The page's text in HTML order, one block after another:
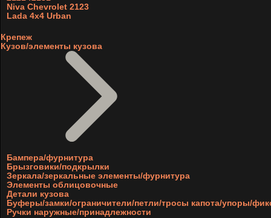
Niva Chevrolet 2123
Lada 4x4 Urban
Крепеж
Кузов/элементы кузова
Бампера/фурнитура
Брызговики/подкрылки
Зеркала/зеркальные элементы/фурнитура
Элементы облицовочные
Детали кузова
Буферы/замки/ограничители/петли/тросы капота/упоры/
Ручки наружные/принадлежности